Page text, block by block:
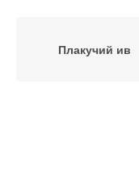
Плакучий ив